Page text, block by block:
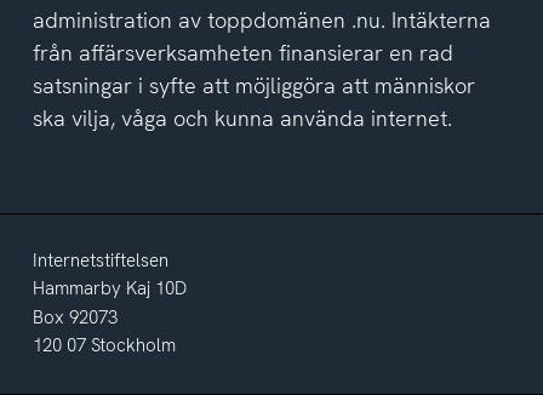
administration av toppdomänen .nu. Intäkterna
från affärsverksamheten finansierar en rad
satsningar i syfte att möjliggöra att människor
ska vilja, våga och kunna använda internet.
Internetstiftelsen
Hammarby Kaj 10D
Box 92073
120 07 Stockholm